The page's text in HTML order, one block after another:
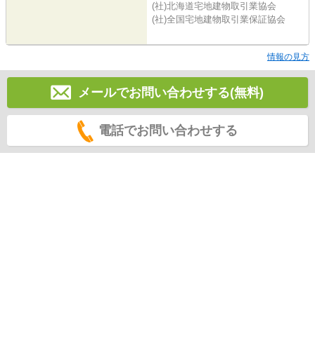
(社)北海道宅地建物取引業協会
(社)全国宅地建物取引業保証協会
情報の見方
メールでお問い合わせする(無料)
電話でお問い合わせする